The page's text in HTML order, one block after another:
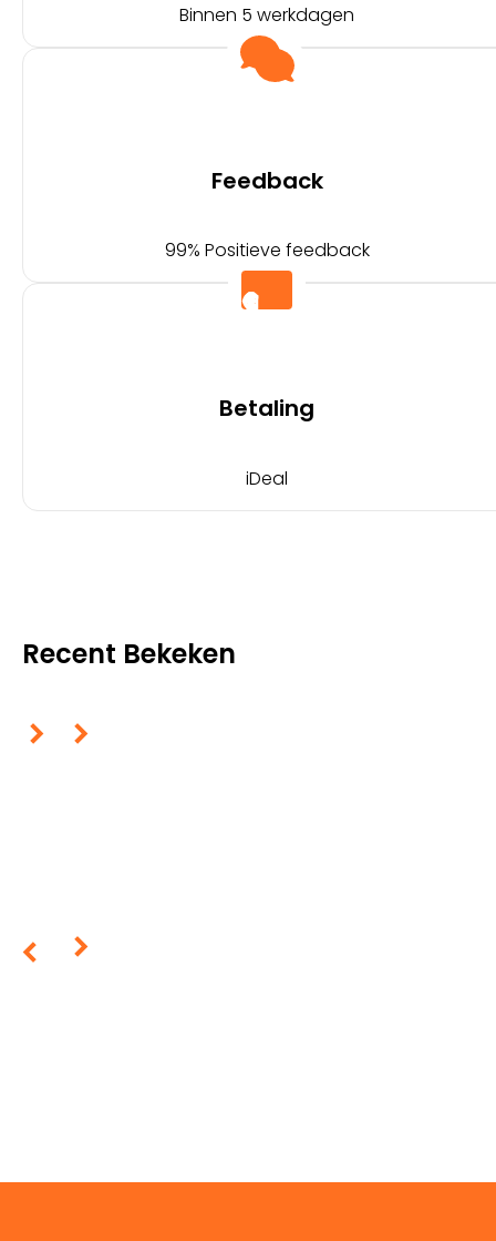
Binnen 5 werkdagen
Feedback
99% Positieve feedback
Betaling
iDeal
Recent Bekeken